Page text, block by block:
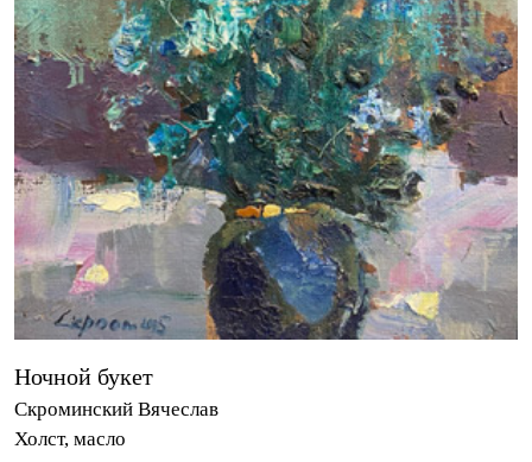
Ночной букет
Скроминский Вячеслав
Холст, масло